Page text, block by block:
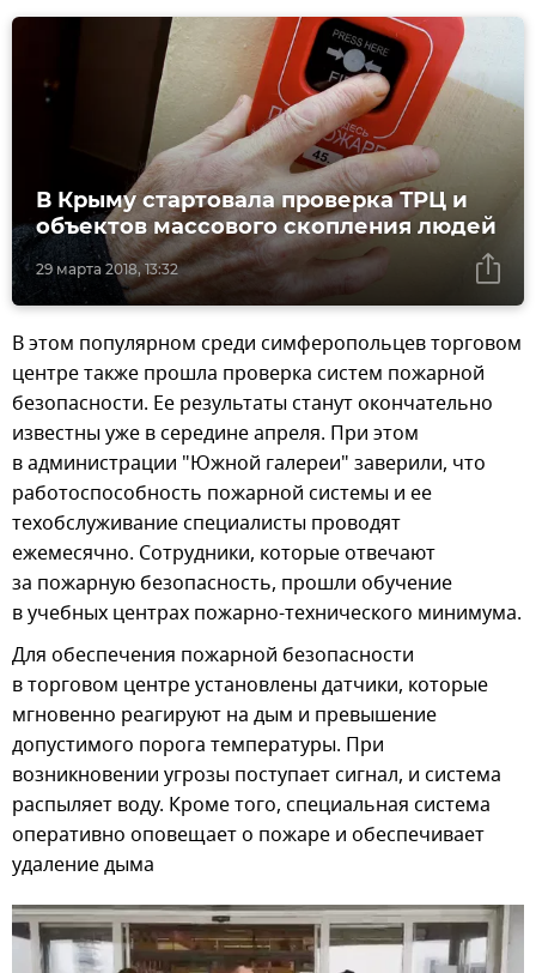
29 марта 2018, 13:32
В Крыму стартовала проверка ТРЦ и
объектов массового скопления людей
В этом популярном среди симферопольцев торговом
центре также прошла проверка систем пожарной
безопасности. Ее результаты станут окончательно
известны уже в середине апреля. При этом
в администрации "Южной галереи" заверили, что
работоспособность пожарной системы и ее
техобслуживание специалисты проводят
ежемесячно. Сотрудники, которые отвечают
за пожарную безопасность, прошли обучение
в учебных центрах пожарно-технического минимума.
Для обеспечения пожарной безопасности
в торговом центре установлены датчики, которые
мгновенно реагируют на дым и превышение
допустимого порога температуры. При
возникновении угрозы поступает сигнал, и система
распыляет воду. Кроме того, специальная система
оперативно оповещает о пожаре и обеспечивает
удаление дыма